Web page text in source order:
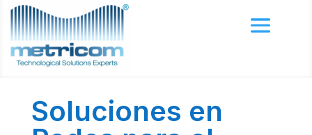
Soluciones en